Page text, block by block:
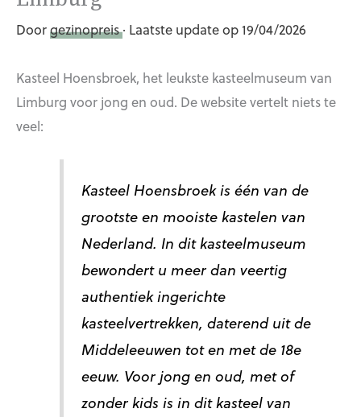
Doorgezinopreis· Laatste update op 19/04/2026
Kasteel Hoensbroek, het leukste kasteelmuseum van
Limburg voor jong en oud. De website vertelt niets te
veel:
Kasteel Hoensbroek is één van de
grootste en mooiste kastelen van
Nederland. In dit kasteelmuseum
bewondert u meer dan veertig
authentiek ingerichte
kasteelvertrekken, daterend uit de
Middeleeuwen tot en met de 18e
eeuw. Voor jong en oud, met of
zonder kids is in dit kasteel van